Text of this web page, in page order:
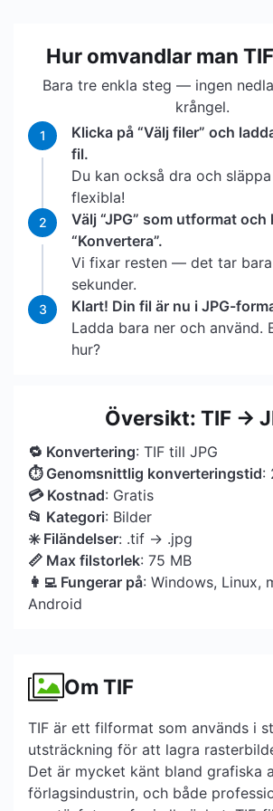
Hur omvandlar man
Bara tre enkla steg — ingen
krångel.
1
Klicka på “Välj filer” och
fil.
Du kan också dra och
flexibla!
2
Välj “JPG” som utformat och
“Konvertera”.
Vi fixar resten — det tar bara
sekunder.
3
Klart! Din fil är nu i JPG-
Ladda bara ner och använd.
hur?
Översikt: TIF →
🔁 Konvertering: TIF till JPG
⏱ Genomsnittlig konverteringstid:
💳 Kostnad: Gratis
📂 Kategori: Bilder
✳️ Filändelser: .tif → .jpg
📏 Max filstorlek: 75 MB
👩‍💻 Fungerar på: Windows, Linux,
Android
Om TIF
TIF är ett filformat som används i
utsträckning för att lagra
Det är mycket känt bland grafiska
förlagsindustrin, och både